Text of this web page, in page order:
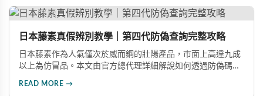
日本藤素真假辨別教學｜第四代防偽查詢完整攻略
日本藤素作為人氣僅次於威而鋼的壯陽產品，市面上高達九成
以上為仿冒品。本文由官方總代理詳細解說如何透過防偽碼查
READ MORE →